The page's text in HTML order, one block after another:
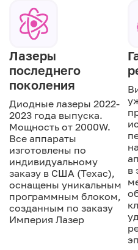
Лазеры
последнего
поколения
Диодные лазеры 2022-
2023 года выпуска.
Мощность от 2000W.
Все аппараты
изготовлены по
индивидуальному
заказу в США (Техас),
оснащены уникальным
программным блоком,
созданным по заказу
Империя Лазер
в